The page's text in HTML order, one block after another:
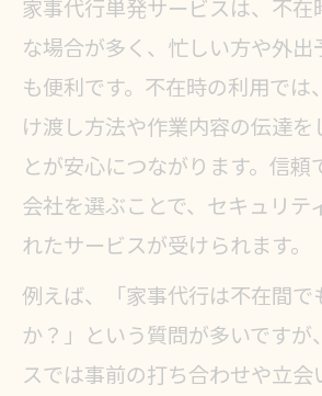
家事代行単発サービスは、不
な場合が多く、忙しい方や外
も便利です。不在時の利用では
け渡し方法や作業内容の伝達を
とが安心につながります。信
会社を選ぶことで、セキュリテ
れたサービスが受けられます。
例えば、「家事代行は不在間で
か？」という質問が多いですが
スでは事前の打ち合わせや立